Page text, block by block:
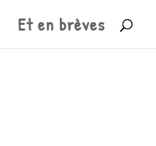
Et en brèves